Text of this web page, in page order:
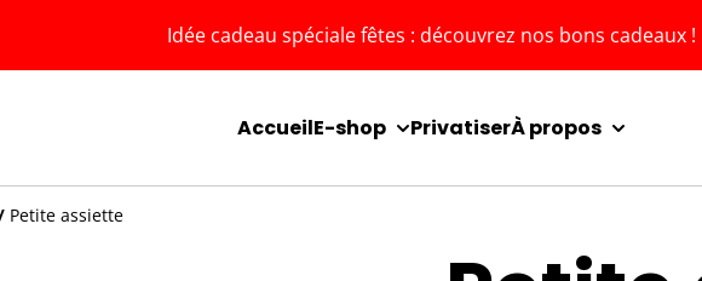
Idée cadeau spéciale fêtes : découvrez nos bons cadeaux !
AccueilE-shop PrivatiserÀ propos
Petite assiette